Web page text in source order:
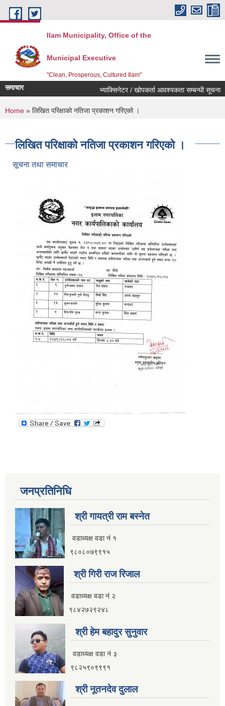
Skip to main content
Ilam Municipality, Office of the
Municipal Executive
"Clean, Prosperous, Cultured Ilam"
समाचार भ्याक्सिनेटर / खोपकर्ता आवश्यकता सम्बन्धी सूचना ।
You are here
Home » लिखित परिक्षाको नतिजा प्रकाशन गरिएको ।
लिखित परिक्षाको नतिजा प्रकाशन गरिएको ।
सूचना तथा समाचार
जनप्रतिनिधि
श्री गायत्री राम बस्नेत
वडाध्यक्ष वडा न‌ं १
९८०८०७९९१५
श्री गिरी राज रिजाल
वडाध्यक्ष वडा नं २
९८४२७२९२४८
श्री हेम बहादुर सुनुवार
वडाध्यक्ष वडा नं ३
९८२५९०९९९१
श्री नूतनदेव दुलाल